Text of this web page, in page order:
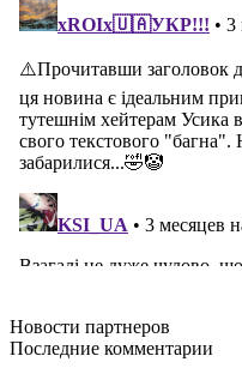
Новости партнеров
Последние комментарии